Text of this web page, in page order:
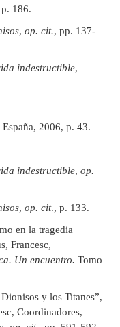
186.
, op. cit., pp. 137-
indestructible,
España, 2006, p. 43.
indestructible, op.
, op. cit., p. 133.
en la tragedia
Francesc,
Un encuentro. Tomo
y los Titanes”,
Coordinadores,